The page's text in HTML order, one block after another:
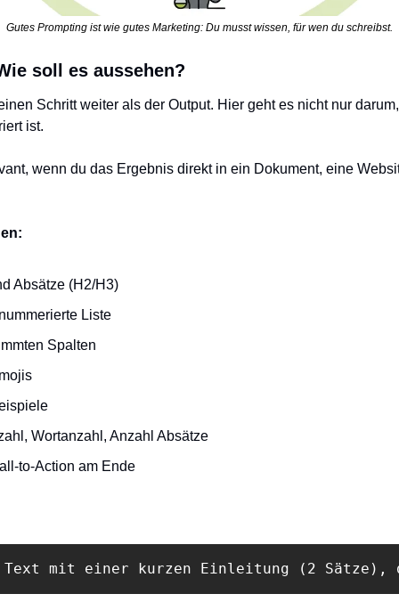
Gutes Prompting ist wie gutes Marketing: Du musst wissen, für wen du schreibst.
soll es aussehen?
Schritt weiter als der Output. Hier geht es nicht nur
ist.
wenn du das Ergebnis direkt in ein Dokument, eine
Absätze (H2/H3)
Liste
Spalten
Wortanzahl, Anzahl Absätze
to-Action am Ende
Text mit einer kurzen Einleitung (2 Sätze),